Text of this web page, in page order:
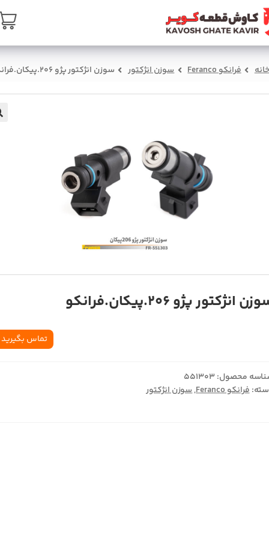
اصلی
سبد خرید درباره ما تماس با ما
خانه فرانکو Feranco سوزن انژکتور سوزن انژکتور پژو 206.پیکان.فرانکو
انژکتور پژو 206.پیکان.فرانکو
تماس بگیرید
محصول:551303
فرانکو Feranco ,سوزن انژکتور